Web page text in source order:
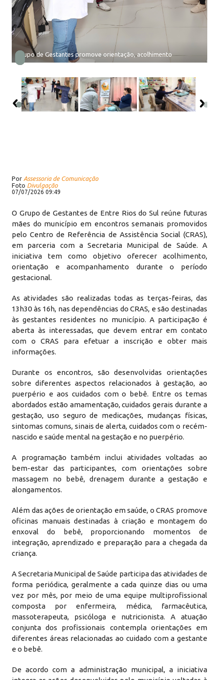
Grupo de Gestantes promove orientação, acolhimento
Por Assessoria de Comunicação
Foto Divulgação
07/07/2026 09:49
O Grupo de Gestantes de Entre Rios do Sul reúne futuras
mães do município em encontros semanais promovidos
pelo Centro de Referência de Assistência Social (CRAS),
em parceria com a Secretaria Municipal de Saúde. A
iniciativa tem como objetivo oferecer acolhimento,
orientação e acompanhamento durante o período
gestacional.
As atividades são realizadas todas as terças-feiras, das
13h30 às 16h, nas dependências do CRAS, e são destinadas
às gestantes residentes no município. A participação é
aberta às interessadas, que devem entrar em contato
com o CRAS para efetuar a inscrição e obter mais
informações.
Durante os encontros, são desenvolvidas orientações
sobre diferentes aspectos relacionados à gestação, ao
puerpério e aos cuidados com o bebê. Entre os temas
abordados estão amamentação, cuidados gerais durante a
gestação, uso seguro de medicações, mudanças físicas,
sintomas comuns, sinais de alerta, cuidados com o recém-
nascido e saúde mental na gestação e no puerpério.
A programação também inclui atividades voltadas ao
bem-estar das participantes, com orientações sobre
massagem no bebê, drenagem durante a gestação e
alongamentos.
Além das ações de orientação em saúde, o CRAS promove
oficinas manuais destinadas à criação e montagem do
enxoval do bebê, proporcionando momentos de
integração, aprendizado e preparação para a chegada da
criança.
A Secretaria Municipal de Saúde participa das atividades de
forma periódica, geralmente a cada quinze dias ou uma
vez por mês, por meio de uma equipe multiprofissional
composta por enfermeira, médica, farmacêutica,
massoterapeuta, psicóloga e nutricionista. A atuação
conjunta dos profissionais contempla orientações em
diferentes áreas relacionadas ao cuidado com a gestante
e o bebê.
De acordo com a administração municipal, a iniciativa